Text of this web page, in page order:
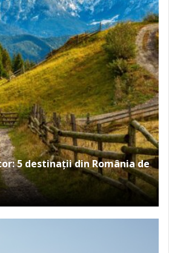
5 destinații din România de